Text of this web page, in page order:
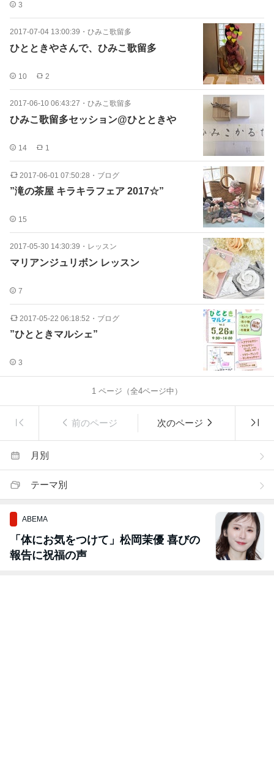
3
2017-07-04 13:00:39 ・ ひみこ歌留多
ひとときやさんで、ひみこ歌留多
10 2
2017-06-10 06:43:27 ・ ひみこ歌留多
ひみこ歌留多セッション@ひとときや
14 1
2017-06-01 07:50:28 ・ ブログ
”滝の茶屋 キラキラフェア 2017☆”
15
2017-05-30 14:30:39 ・ レッスン
マリアンジュリボン レッスン
7
2017-05-22 06:18:52 ・ ブログ
”ひとときマルシェ”
3
1 ページ（全4ページ中）
前のページ 次のページ
月別
テーマ別
ABEMA
「体にお気をつけて」松岡茉優 喜びの
報告に祝福の声